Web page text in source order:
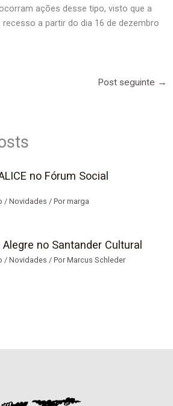
ações desse tipo, visto que a
a partir do dia 16 de dezembro
Post seguinte →
no Fórum Social
/Novidades / Pormarga
no Santander Cultural
/Novidades / PorMarcus Schleder